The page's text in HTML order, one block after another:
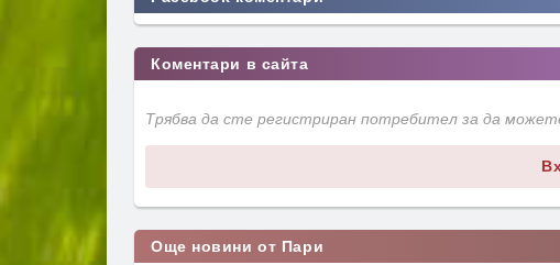
Коментари в сайта
Трябва да сте регистриран потребител за да
Още новини от Пари